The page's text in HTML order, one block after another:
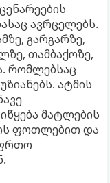
ავრცელებს.
გარგარზე,
თამბაქოზე,
რომლებსაც
ატმის
მატლების
ფოთლებით და